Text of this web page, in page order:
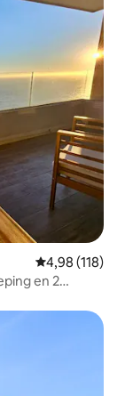
Gemiddelde
4,98 (118)
en 2